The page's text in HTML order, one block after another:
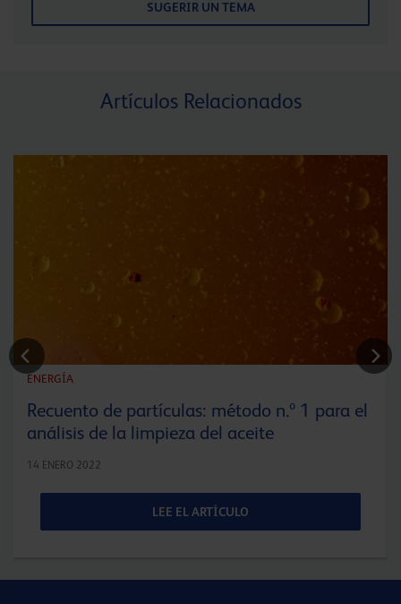
SUGERIR UN TEMA
Artículos Relacionados
ENERGÍA
Recuento de partículas: método n.º 1 para el
análisis de la limpieza del aceite
14 ENERO 2022
LEE EL ARTÍCULO